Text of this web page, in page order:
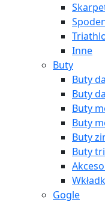
Inne
Buty
Buty
Buty
Buty
Buty
Buty
Buty
Gogle